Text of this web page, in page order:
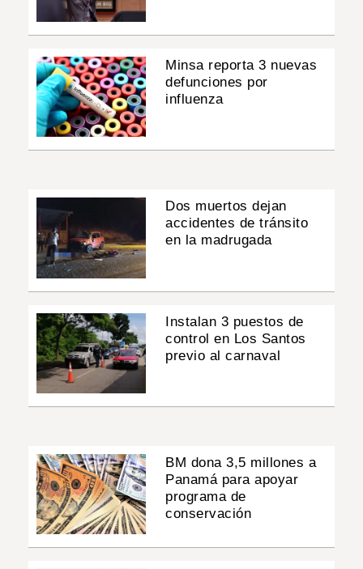
Minsa reporta 3 nuevas
defunciones por
influenza
Dos muertos dejan
accidentes de tránsito
en la madrugada
Instalan 3 puestos de
control en Los Santos
previo al carnaval
BM dona 3,5 millones a
Panamá para apoyar
programa de
conservación